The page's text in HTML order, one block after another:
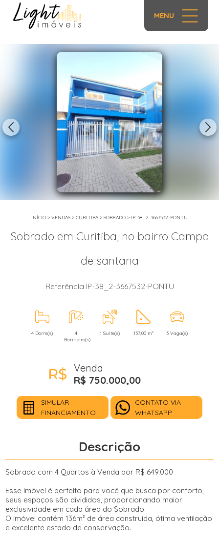
MENU
INÍCIO > VENDAS > CURITIBA > SOBRADO > IP-38_2-3667532-PONTU
Sobrado em Curitiba, no bairro Campo
de santana
Referência IP-38_2-3667532-PONTU
4 Dorm(s)
4
Banheiro(s)
1 Suíte(s) 137,00 m² 3 Vaga(s)
Venda
R$ 750.000,00
SIMULAR
FINANCIAMENTO
CONTATO VIA
WHATSAPP
Descrição
Sobrado com 4 Quartos à Venda por R$ 649.000
Esse imóvel é perfeito para você que busca por conforto,
seus espaços são divididos, proporcionando maior
exclusividade em cada área do Sobrado.
O imóvel contém 136m² de área construída, ótima ventilação
e excelente estado de conservação.